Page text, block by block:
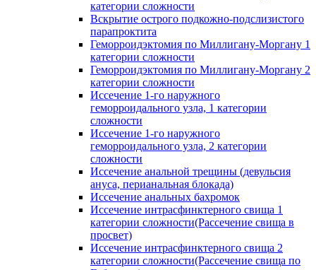
категории сложности
Вскрытие острого подкожно-подслизистого
парапроктита
Геморроидэктомия по Миллигану-Моргану 1
категории сложности
Геморроидэктомия по Миллигану-Моргану 2
категории сложности
Иссечение 1-го наружного
геморроидального узла, 1 категории
сложности
Иссечение 1-го наружного
геморроидального узла, 2 категории
сложности
Иссечение анальной трещины (девульсия
ануса, перианальная блокада)
Иссечение анальных бахромок
Иссечение интрасфинктерного свища 1
категории сложности(Рассечение свища в
просвет)
Иссечение интрасфинктерного свища 2
категории сложности(Рассечение свища по